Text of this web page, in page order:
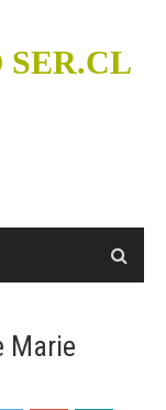
SER.CL
Marie